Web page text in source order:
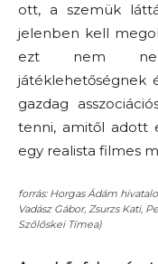
ott, a szemük
jelenben kell
ezt nem
játéklehetőségnek
gazdag
tenni, amitől adott
egy realista filmes
forrás: Horgas Ádám
Vadász Gábor, Zsurzs Kati,
Szőlőskei Tímea)